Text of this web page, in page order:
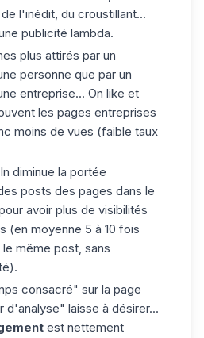
l'inédit, du croustillant...
publicité lambda.
plus attirés par un
personne que par un
entreprise... On like et
les pages entreprises
moins de vues (faible taux
diminue la portée
posts des pages dans le
avoir plus de visibilités
(en moyenne 5 à 10 fois
même post, sans
consacré" sur la page
laisse à désirer...
est nettement